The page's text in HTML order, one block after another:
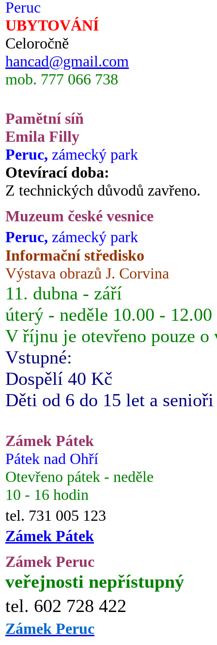
Peruc
UBYTOVÁNÍ
Celoročně
hancad@gmail.com
mob. 777 066 738
Pamětní síň
Emila Filly
Peruc, zámecký park
Otevírací doba:
Z technických důvodů zavřeno.
Muzeum české vesnice
Peruc, zámecký park
Informační středisko
Výstava obrazů J. Corvina
11. dubna - září
úterý - neděle 10.00 -
V říjnu je otevřeno pouze o
Vstupné:
Dospělí 40 Kč
Děti od 6 do 15 let a
Zámek Pátek
Pátek nad Ohří
Otevřeno pátek - neděle
10 - 16 hodin
tel. 731 005 123
Zámek Pátek
Zámek Peruc
veřejnosti nepřístupný
tel. 602 728 422
Zámek Peruc